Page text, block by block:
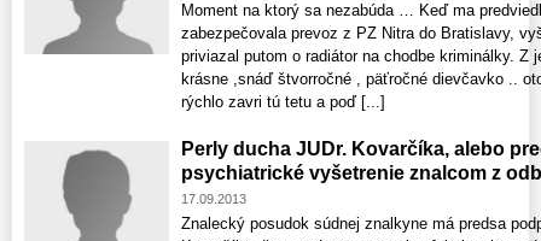
Moment na ktorý sa nezabúda … Keď ma
zabezpečovala prevoz z PZ Nitra do Bratislavy,
priviazal putom o radiátor na chodbe kriminálky. Z
krásne ,snáď štvorročné , päťročné dievčavko ..
rýchlo zavri tú tetu a poď [...]
Perly ducha JUDr. Kovarčíka, alebo
psychiatrické vyšetrenie znalcom z
17.09.2013
Znalecký posudok súdnej znalkyne má predsa